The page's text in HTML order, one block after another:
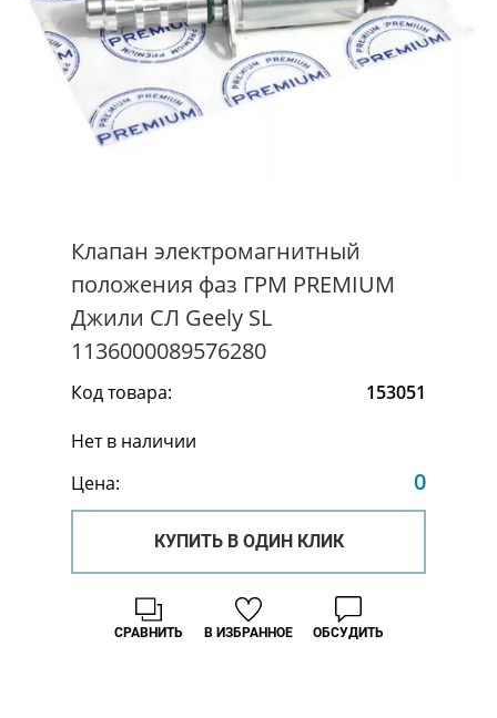
Клапан электромагнитный
положения фаз ГРМ PREMIUM
Джили СЛ Geely SL
1136000089576280
Код товара:
153051
Нет в наличии
Цена:
0
КУПИТЬ В ОДИН КЛИК
В ИЗБРАННОЕ
СРАВНИТЬ ОБСУДИТЬ